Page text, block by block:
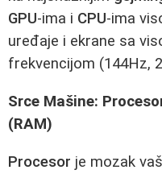
GPU-ima i CPU-ima
uređaje i ekrane sa
frekvencijom (144Hz,
Srce Mašine:
(RAM)
Procesor je mozak